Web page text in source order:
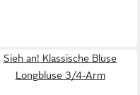
Sieh an! Klassische Bluse
Longbluse 3/4-Arm